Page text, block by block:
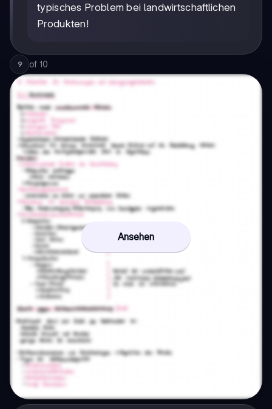
typisches Problem bei landwirtschaftlichen
Produkten!
9 of 10
Ansehen